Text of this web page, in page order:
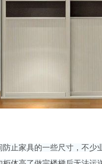
止家具的一些尺寸，不